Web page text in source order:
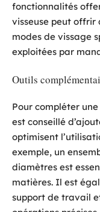
fonctionnalités
visseuse peut offrir
modes de vissage
exploitées par
Outils
Pour compléter
est conseillé
optimisent
exemple, un
diamètres est
matières. Il est
support de travail